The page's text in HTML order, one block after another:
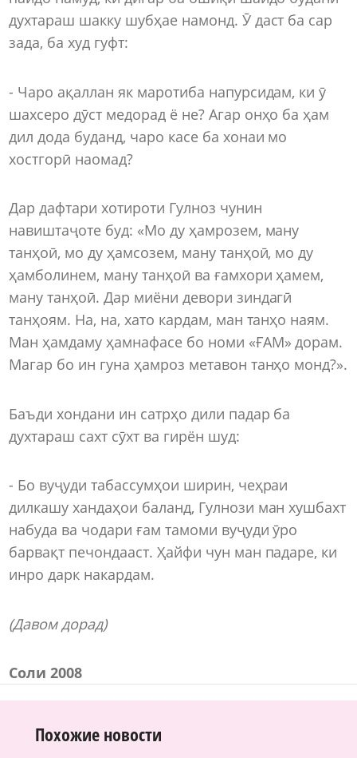
духтараш шакку шубҳае намонд. Ӯ даст ба сар
зада, ба худ гуфт:
- Чаро ақаллан як маротиба напурсидам, ки ӯ
шахсеро дӯст медорад ё не? Агар онҳо ба ҳам
дил дода буданд, чаро касе ба хонаи мо
хостгорӣ наомад?
Дар дафтари хотироти Гулноз чунин
навиштаҷоте буд: «Мо ду ҳамрозем, ману
танҳоӣ, мо ду ҳамсозeм, ману танҳоӣ, мо ду
ҳамболинем, ману танҳоӣ ва ғамхори ҳамем,
ману танҳоӣ. Дар миёни девори зиндагӣ
танҳоям. На, на, хато кардам, ман танҳо наям.
Ман ҳамдаму ҳамнафасе бо номи «ҒАМ» дорам.
Магар бо ин гуна ҳамроз метавон танҳо монд?».
Баъди хондани ин сатрҳо дили падар ба
духтараш сахт сӯхт ва гирён шуд:
- Бо вуҷуди табассумҳои ширин, чеҳраи
дилкашу хандаҳои баланд, Гулнози ман хушбахт
набуда ва чодари ғам тамоми вуҷуди ӯро
барвақт печондааст. Ҳайфи чун ман падаре, ки
инро дарк накардам.
(Давом дорад)
Соли 2008
Похожие новости